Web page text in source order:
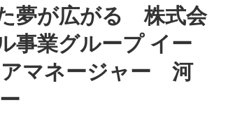
夢が広がる 株式会
事業グループ イー
アマネージャー 河